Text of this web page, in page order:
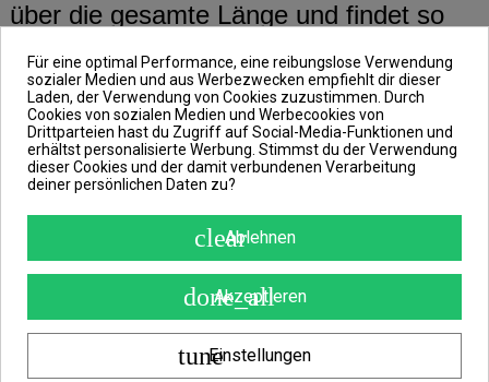
über die gesamte Länge und findet so
und andere große Raubfische die
Verwendung.
Der Blank ist aus 30T Karbon gefertigt
leicht und hat genügend Kraft für die
langen und präzisen Würfe. Die Rute ist
mit den Ein-Fuss-Zirkoniumösen von
Seaguide mit besonders hartem und
haltbarem Füllmaterial ausgestattet, die
Für eine optimal Performance, eine reibungslose Verwendung
sozialer Medien und aus Werbezwecken empfiehlt dir dieser
Laden, der Verwendung von Cookies zuzustimmen. Durch
Cookies von sozialen Medien und Werbecookies von
Drittparteien hast du Zugriff auf Social-Media-Funktionen und
erhältst personalisierte Werbung. Stimmst du der Verwendung
dieser Cookies und der damit verbundenen Verarbeitung
deiner persönlichen Daten zu?
clearAblehnen
done_all
Akzeptieren
tuneEinstellungen